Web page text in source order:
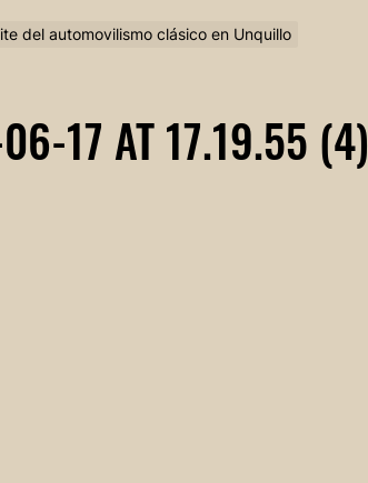
del automovilismo clásico en Unquillo
17 AT 17.19.55 (4)